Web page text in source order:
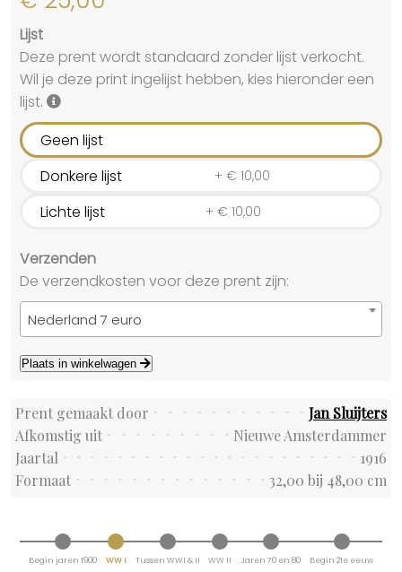
Lijst
Deze prent wordt standaard zonder lijst verkocht.
Wil je deze print ingelijst hebben, kies hieronder een
lijst.
Geen lijst
Donkere lijst
+ € 10,00
Lichte lijst + € 10,00
Verzenden
De verzendkosten voor deze prent zijn:
Nederland 7 euro
Plaats in winkelwagen
Prent gemaakt door
Jan Sluijters
Afkomstig uit
Nieuwe Amsterdammer
Jaartal
1916
Formaat
32,00 bij 48,00 cm
Begin jaren 1900 WW I Tussen WWI & II WW II Jaren 70 en 80 Begin 21e eeuw